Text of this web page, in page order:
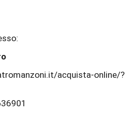
acquista-online/?